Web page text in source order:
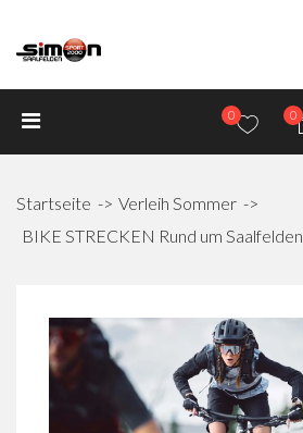
0 0
Startseite
Verleih Sommer
BIKE STRECKEN Rund um Saalfelden